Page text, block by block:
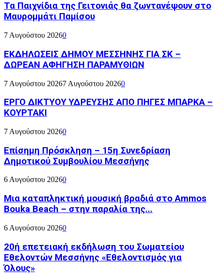
Τα Παιχνίδια της Γειτονιάς θα ζωντανέψουν στο
Μαυρομμάτι Παμίσου
7 Αυγούστου 20260
ΕΚΔΗΛΩΣΕΙΣ ΔΗΜΟΥ ΜΕΣΣΗΝΗΣ ΓΙΑ ΣΚ –
ΔΩΡΕΑΝ ΑΦΗΓΗΣΗ ΠΑΡΑΜΥΘΙΩΝ
7 Αυγούστου 20267 Αυγούστου 20260
ΕΡΓΟ ΔΙΚΤΥΟΥ ΥΔΡΕΥΣΗΣ ΑΠΟ ΠΗΓΕΣ ΜΠΑΡΚΑ –
ΚΟΥΡΤΑΚΙ
7 Αυγούστου 20260
Επίσημη Πρόσκληση – 15η Συνεδρίαση
Δημοτικού Συμβουλίου Μεσσήνης
6 Αυγούστου 20260
Μια καταπληκτική μουσική βραδιά στο Ammos
Bouka Beach – στην παραλία της...
6 Αυγούστου 20260
20ή επετειακή εκδήλωση του Σωματείου
Εθελοντών Μεσσήνης «Εθελοντισμός για
Όλους»